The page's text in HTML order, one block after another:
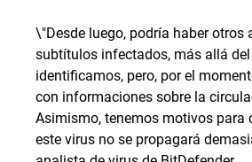
\"Desde luego, podría haber otros
subtítulos infectados, más allá
identificamos, pero, por el
con informaciones sobre la
Asimismo, tenemos motivos para
este virus no se propagará